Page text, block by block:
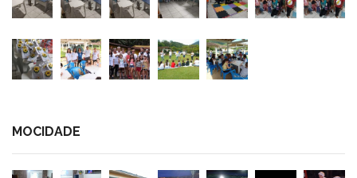
MOCIDADE